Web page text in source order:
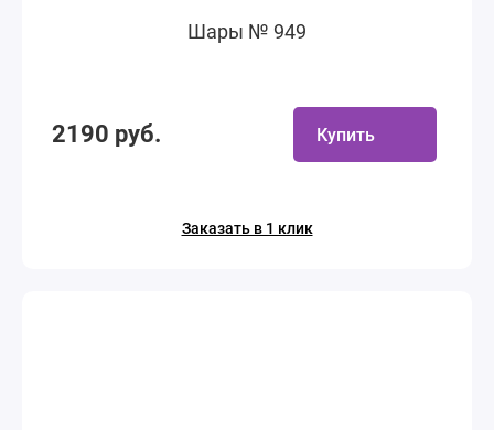
Шары № 949
2190 руб. Купить
Заказать в 1 клик